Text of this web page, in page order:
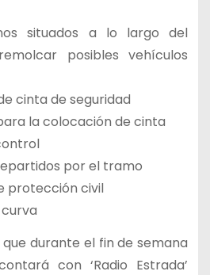
situados a lo largo del
posibles vehículos
cinta de seguridad
la colocación de cinta
por el tramo
protección civil
durante el fin de semana
con ‘Radio Estrada’